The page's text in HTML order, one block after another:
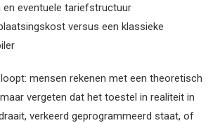
en eventuele tariefstructuur
versus een klassieke
mensen rekenen met een theoretisch
vergeten dat het toestel in realiteit in
verkeerd geprogrammeerd staat, of